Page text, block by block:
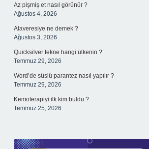
Az pişmiş et nasıl görünür ?
Ağustos 4, 2026
Alaveresiye ne demek ?
Ağustos 3, 2026
Quicksilver tekne hangi ülkenin ?
Temmuz 29, 2026
Word’de süslü parantez nasıl yapılır ?
Temmuz 29, 2026
Kemoterapiyi ilk kim buldu ?
Temmuz 25, 2026